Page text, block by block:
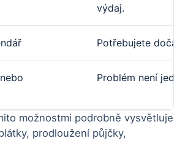
výdaj.
Potřebujete
Problém není
možnostmi podrobně vysvětluje
prodloužení půjčky,